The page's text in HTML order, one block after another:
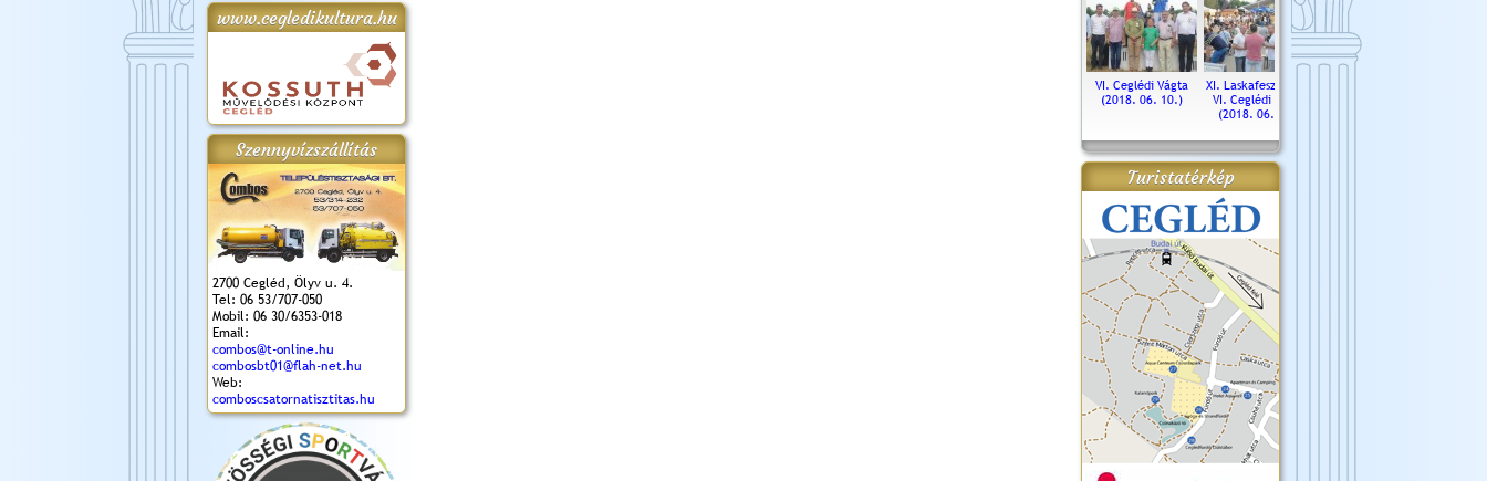
www.cegledikultura.hu
Szennyvízszállítás
2700 Cegléd, Ölyv u. 4.
Tel: 06 53/707-050
Mobil: 06 30/6353-018
Email:
combos@t-online.hu
combosbt01@flah-net.hu
Web:
comboscsatornatisztitas.hu
VI. Ceglédi Vágta
(2018. 06. 10.)
XI. Laskafesztivál és
VI. Ceglédi Vágta
(2018. 06. 10.)
Városnapok 2018.
Kossuth Toborzó
Ünnepély
Szent István Ünnepe
(2017. 08. 20.)
Turistatérkép